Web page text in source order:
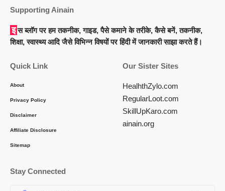
Supporting Ainain
इस ब्लॉग पर हम तकनीक, गाइड, पैसे कमाने के तरीके, कैसे बनें, तकनीक,
शिक्षा, स्वास्थ्य आदि जैसे विभिन्न विषयों पर हिंदी में जानकारी साझा करते हैं।
Quick Link
About
Privacy Policy
Disclaimer
Affiliate Disclosure
Sitemap
Our Sister Sites
HealhthZylo.com
RegularLoot.com
SkillUpKaro.com
ainain.org
Stay Connected